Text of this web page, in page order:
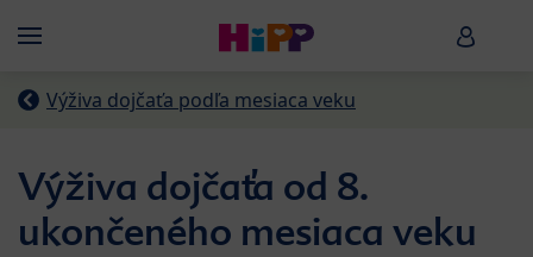
Menü HiPP
Výživa dojčaťa podľa mesiaca veku
Výživa dojčaťa od 8.
ukončeného mesiaca veku